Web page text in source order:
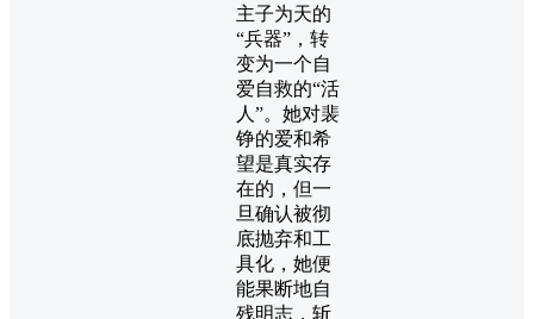
主子为天的
“兵器”，转
变为一个自
爱自救的“活
人”。她对裴
铮的爱和希
望是真实存
在的，但一
旦确认被彻
底抛弃和工
具化，她便
能果断地自
残明志，斩